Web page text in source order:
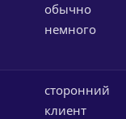
обычно
немного
сторонний
клиент